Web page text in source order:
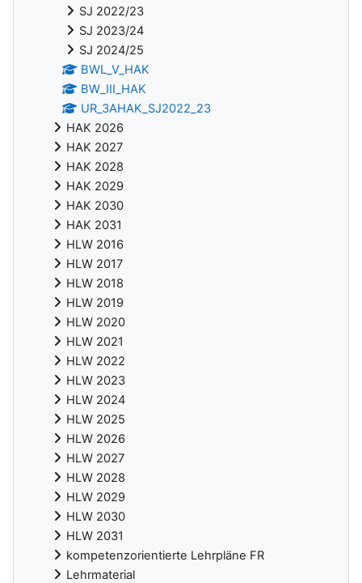
SJ 2022/23
SJ 2023/24
SJ 2024/25
BWL_V_HAK
BW_III_HAK
UR_3AHAK_SJ2022_23
HAK 2026
HAK 2027
HAK 2028
HAK 2029
HAK 2030
HAK 2031
HLW 2016
HLW 2017
HLW 2018
HLW 2019
HLW 2020
HLW 2021
HLW 2022
HLW 2023
HLW 2024
HLW 2025
HLW 2026
HLW 2027
HLW 2028
HLW 2029
HLW 2030
HLW 2031
kompetenzorientierte Lehrpläne FR
Lehrmaterial